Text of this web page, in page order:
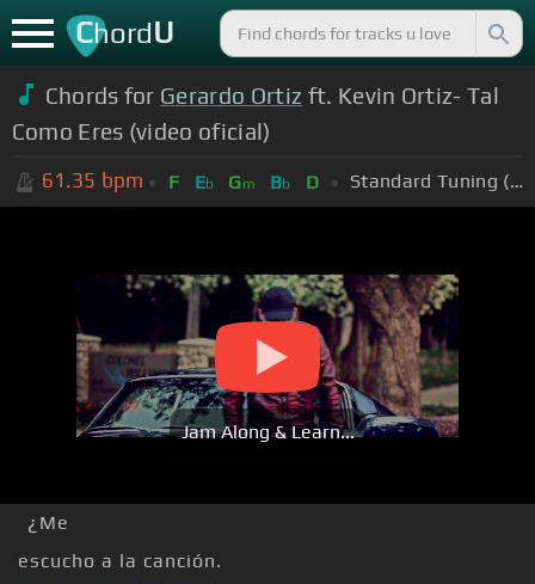
ChordU
Chords for Gerardo Ortiz ft. Kevin Ortiz- Tal
Como Eres (video oficial)
61.35 bpm F Eb Gm Bb D Standard Tuning (EADGBE)
Jam Along & Learn...
¿Me
escucho a la canción.